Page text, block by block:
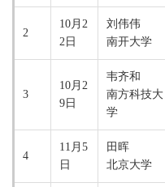
2
10月2
2日
刘伟伟
南开大学
3
10月2
9日
韦齐和
南方科技大
学
4
11月5
日
田晖
北京大学